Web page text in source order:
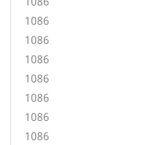
1086
1086
1086
1086
1086
1086
1086